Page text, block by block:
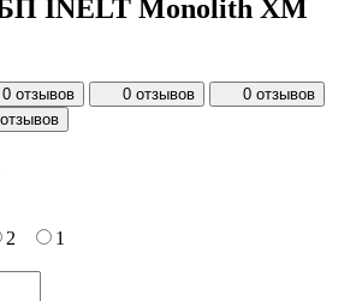
INELT Monolith XM
0 отзывов 0 отзывов
0 отзывов
2
1